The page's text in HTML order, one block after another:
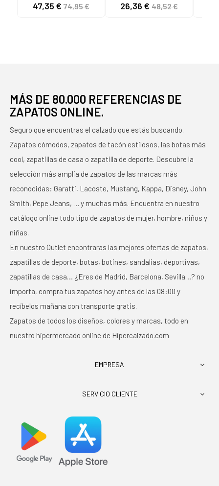
47,35 € 74,95 € 26,36 € 48,52 €
MÁS DE 80.000 REFERENCIAS DE
ZAPATOS ONLINE.
Seguro que encuentras el calzado que estás buscando.
Zapatos cómodos, zapatos de tacón estilosos, las botas más
cool, zapatillas de casa o zapatilla de deporte. Descubre la
selección más amplia de zapatos de las marcas más
reconocidas: Garatti, Lacoste, Mustang, Kappa, Disney, John
Smith, Pepe Jeans, … y muchas más. Encuentra en nuestro
catálogo online todo tipo de zapatos de mujer, hombre, niños y
niñas.
En nuestro Outlet encontraras las mejores ofertas de zapatos,
zapatillas de deporte, botas, botines, sandalias, deportivas,
zapatillas de casa… ¿Eres de Madrid, Barcelona, Sevilla…? no
importa, compra tus zapatos hoy antes de las 08:00 y
recíbelos mañana con transporte gratis.
Zapatos de todos los diseños, colores y marcas, todo en
nuestro hipermercado online de Hipercalzado.com
EMPRESA 
SERVICIO CLIENTE 